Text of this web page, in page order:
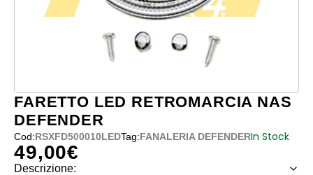
FARETTO LED RETROMARCIA NAS
DEFENDER
Cod:RSXFD500010LEDTag:FANALERIA DEFENDERIn Stock
49,00€
Descrizione: